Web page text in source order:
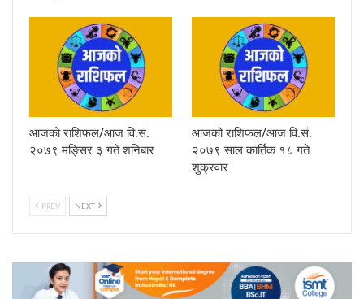
आजकाे राशिफल/आज वि.सं.
२०७९ मङ्सिर ३ गते शनिबार
आजको राशिफल/आज वि.सं.
२०७९ साल कार्तिक १८ गते
शुक्रवार
PREV NEXT